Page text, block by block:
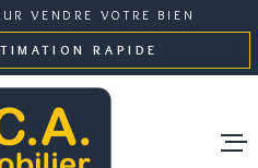
VENDRE VOTRE BIEN
RAPIDE